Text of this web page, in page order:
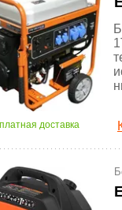
доставка